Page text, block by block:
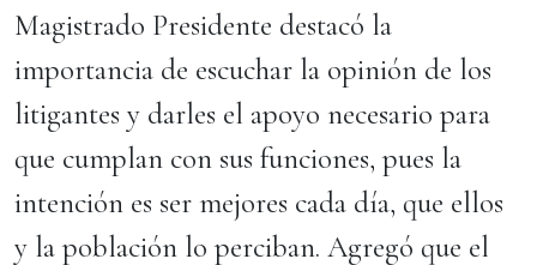
Magistrado Presidente destacó la
importancia de escuchar la opinión de los
litigantes y darles el apoyo necesario para
que cumplan con sus funciones, pues la
intención es ser mejores cada día, que ellos
y la población lo perciban. Agregó que el